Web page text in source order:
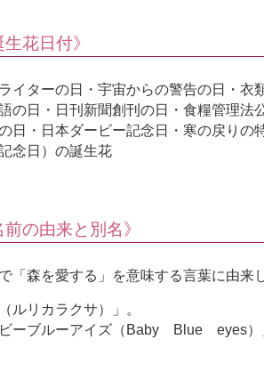
花日付》
イターの日・宇宙からの警告の日・衣
の日・日刊新聞創刊の日・食糧管理法
日・日本ダービー記念日・寒の戻りの
念日）の誕生花
の由来と別名》
「森を愛する」を意味する言葉に由来
ルリカラクサ）」。
ーブルーアイズ（Baby Blue eyes）